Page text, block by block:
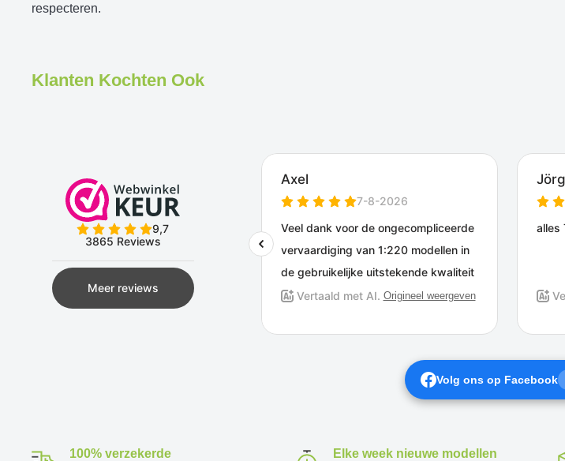
respecteren.
Klanten Kochten Ook
Volg ons op Facebook
100% verzekerde
Elke week nieuwe modellen